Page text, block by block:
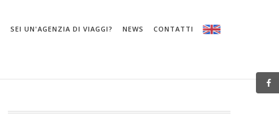
SEI UN'AGENZIA DI VIAGGI? NEWS CONTATTI